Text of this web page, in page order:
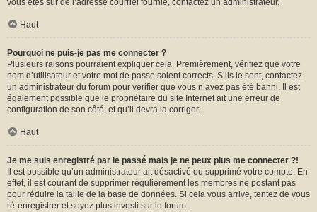
vous êtes sûr de l’adresse courriel fournie, contactez un administrateur.
Haut
Pourquoi ne puis-je pas me connecter ?
Plusieurs raisons pourraient expliquer cela. Premièrement, vérifiez que votre
nom d’utilisateur et votre mot de passe soient corrects. S’ils le sont, contactez
un administrateur du forum pour vérifier que vous n’avez pas été banni. Il est
également possible que le propriétaire du site Internet ait une erreur de
configuration de son côté, et qu’il devra la corriger.
Haut
Je me suis enregistré par le passé mais je ne peux plus me connecter ?!
Il est possible qu’un administrateur ait désactivé ou supprimé votre compte. En
effet, il est courant de supprimer régulièrement les membres ne postant pas
pour réduire la taille de la base de données. Si cela vous arrive, tentez de vous
ré-enregistrer et soyez plus investi sur le forum.